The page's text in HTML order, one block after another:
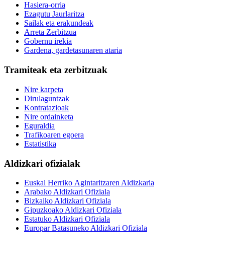
Hasiera-orria
Ezagutu Jaurlaritza
Sailak eta erakundeak
Arreta Zerbitzua
Gobernu irekia
Gardena, gardetasunaren ataria
Tramiteak eta zerbitzuak
Nire karpeta
Dirulaguntzak
Kontratazioak
Nire ordainketa
Eguraldia
Trafikoaren egoera
Estatistika
Aldizkari ofizialak
Euskal Herriko Agintaritzaren Aldizkaria
Arabako Aldizkari Ofiziala
Bizkaiko Aldizkari Ofiziala
Gipuzkoako Aldizkari Ofiziala
Estatuko Aldizkari Ofiziala
Europar Batasuneko Aldizkari Ofiziala